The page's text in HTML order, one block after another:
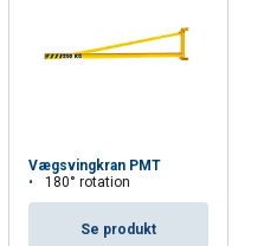
Vægsvingkran PMT
180° rotation
Se produkt